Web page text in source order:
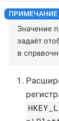
Значение
задаёт
в